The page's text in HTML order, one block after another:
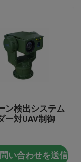
ン検出システム
ー対UAV制御
い合わせを送信